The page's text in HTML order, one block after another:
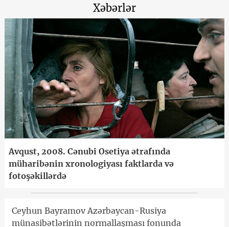
Xəbərlər
Avqust, 2008. Cənubi Osetiya ətrafında
müharibənin xronologiyası faktlarda və
fotoşəkillərdə
Ceyhun Bayramov Azərbaycan-Rusiya
münasibətlərinin normallaşması fonunda